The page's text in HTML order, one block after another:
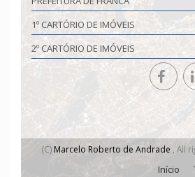
1º CARTÓRIO DE IMÓVEIS
2º CARTÓRIO DE IMÓVEIS
(C)Marcelo Roberto de Andrade , All
Início